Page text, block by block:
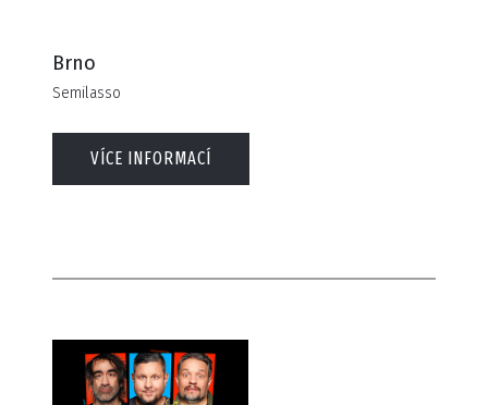
Brno
Semilasso
VÍCE INFORMACÍ